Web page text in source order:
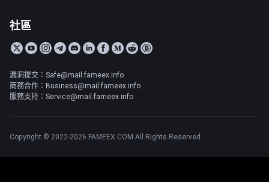
社區
漏洞提交：Safe@mail.fameex.info
商務合作：Business@mail.fameex.info
服務支持：Service@mail.fameex.info
Copyright © 2022-2026 FAMEEX.COM All Rights Reserved